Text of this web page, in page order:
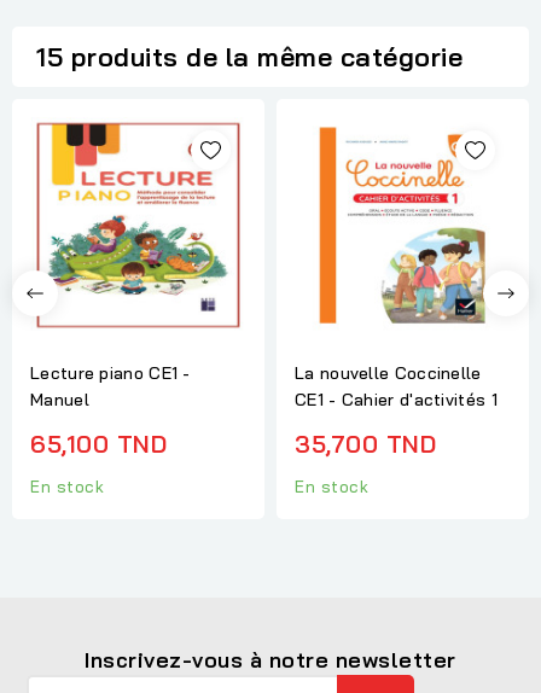
15 produits de la même catégorie
Lecture piano CE1 -
Manuel
65,100 TND
En stock
La nouvelle Coccinelle
CE1 - Cahier d'activités 1
35,700 TND
En stock
Inscrivez-vous à notre newsletter